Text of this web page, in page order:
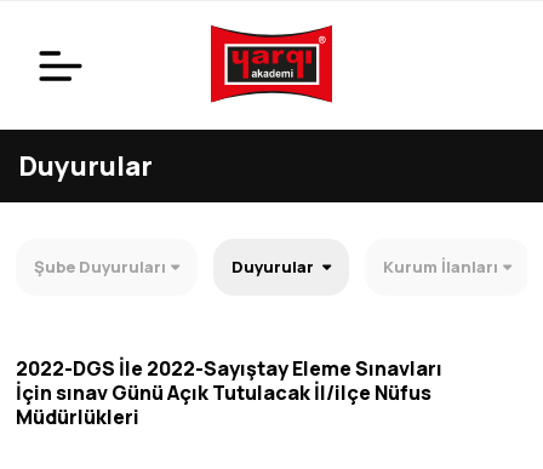
Duyurular
Şube Duyuruları Duyurular Kurum İlanları
2022-DGS İle 2022-Sayıştay Eleme Sınavları
İçin sınav Günü Açık Tutulacak İl/ilçe Nüfus
Müdürlükleri